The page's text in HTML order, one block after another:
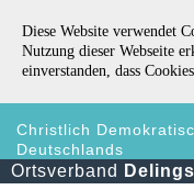
Diese Website verwendet
Nutzung dieser Webseite
einverstanden, dass
Christlich
Deutschlands
Ortsverband